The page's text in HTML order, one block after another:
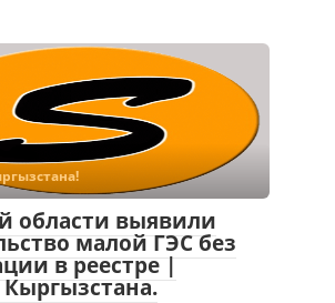
области выявили
малой ГЭС без
в реестре |